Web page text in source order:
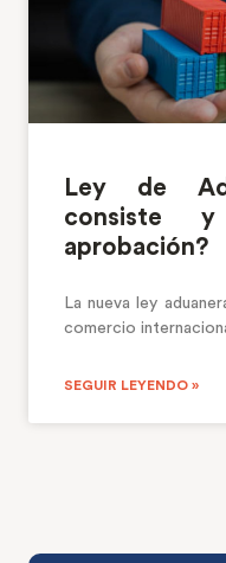
Ley de
consiste
aprobación?
La nueva ley
comercio
SEGUIR LEYENDO »